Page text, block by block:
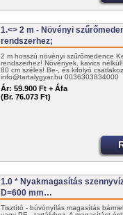
1.<> 2 m - Növényi
rendszerhez;
2 m hosszú növényi szűrőmedence
rendszerhez! Növények, kavics
80 cm széles! Be-, és kifolyó
info@tartalygyar.hu 0036303834000
Ár: 59.900 Ft + Áfa
(Br. 76.073 Ft)
1.0 * Nyakmagasítás
D=600 mm…
Tisztító - búvónyílás magasítás